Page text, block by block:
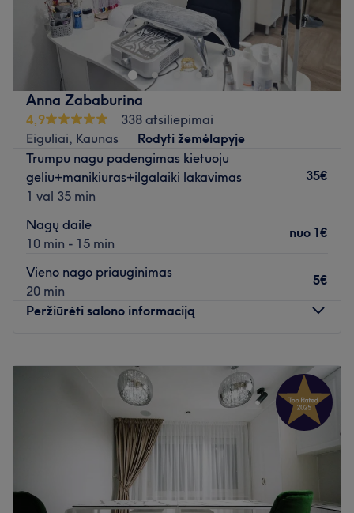
Anna Zababurina
4,9
338 atsiliepimai
Eiguliai, Kaunas
Rodyti žemėlapyje
Trumpu nagu padengimas kietuoju
geliu+manikiuras+ilgalaiki lakavimas
1 val 35 min
35€
Nagų daile
10 min - 15 min
nuo 1€
Vieno nago priauginimas
20 min
5€
Peržiūrėti salono informaciją
Uždaryta
10:00 19:00
10:00 –19:00
09:00
20:00
20:00
Palepinkite savo nagus Anna nails salone, kuri yra